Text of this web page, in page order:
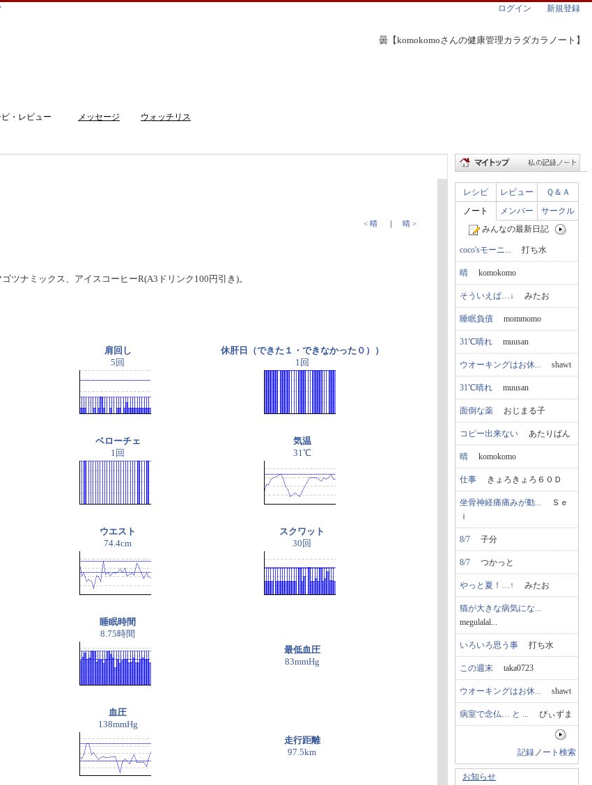
曇【komokomoさんの健康管理カラダカラノート】
ログイン 新規登録
ピ・レビュー メッセージ ウォッチリス
< 晴 ｜ 晴 >
ツナミックス、アイスコーヒーR(A3ドリンク100円引き)。
肩回し
5回
休肝日（できた１・できなかった０））
1回
ベローチェ
1回
気温
31℃
ウエスト
74.4cm
スクワット
30回
睡眠時間
8.75時間
最低血圧
83mmHg
血圧
138mmHg
走行距離
97.5km
レシピ レビュー
Ｑ＆Ａ
ノート
メンバー
サークル
みんなの最新日記
coco'sモーニ... 打ち水
晴 komokomo
そういえば…↓ みたお
睡眠負債 mommomo
31℃晴れ muusan
ウオーキングはお休... shawt
31℃晴れ muusan
面倒な薬 おじまる子
コピー出来ない あたりばん
晴 komokomo
仕事 きょろきょろ６０Ｄ
坐骨神経痛痛みが動... Ｓｅ
ｉ
8/7 子分
8/7 つかっと
やっと夏！…↑ みたお
猫が大きな病気にな...
megulalal...
いろいろ思う事 打ち水
この週末 taka0723
ウオーキングはお休... shawt
病室で念仏… と ... ぴぃずま
記録ノート検索
お知らせ